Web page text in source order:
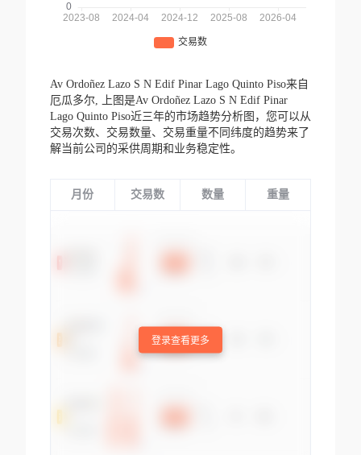
Av Ordoñez Lazo S N Edif Pinar Lago Quinto Piso来自
厄瓜多尔,
上图是Av Ordoñez Lazo S N Edif Pinar
Lago Quinto Piso近三年的市场趋势分析图，您可以从
交易次数、交易数量、交易重量不同纬度的趋势来了
解当前公司的采供周期和业务稳定性。
月份 交易数 数量 重量
登录查看更多